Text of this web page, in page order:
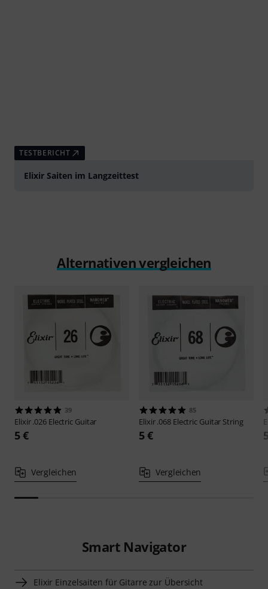
TESTBERICHT
Elixir Saiten im Langzeittest
Alternativen vergleichen
39
Elixir.026 Electric Guitar
5 €
Vergleichen
85
Elixir.068 Electric Guitar String
5 €
Vergleichen
Smart Navigator
Elixir Einzelsaiten für Gitarre zur Übersicht